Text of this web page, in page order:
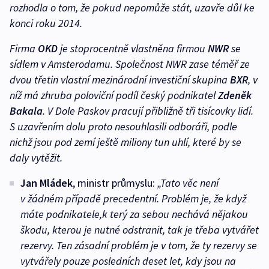
rozhodla o tom, že pokud nepomůže stát, uzavře důl ke
konci roku 2014.
Firma OKDje stoprocentně vlastněna firmou NWRse
sídlem v Amsterodamu. Společnost NWR zase téměř ze
dvou třetin vlastní mezinárodní investiční skupina BXR, v
níž má zhruba poloviční podíl český podnikatelZdeněk
Bakala. V Dole Paskov pracují přibližně tři tisícovky lidí.
S uzavřením dolu proto nesouhlasili odboráři, podle
nichž jsou pod zemí ještě miliony tun uhlí, které by se
daly vytěžit.
Jan Mládek, ministr průmyslu: „Tato věc není
v žádném případě precedentní. Problém je, že když
máte podnikatele,k terý za sebou nechává nějakou
škodu, kterou je nutné odstranit, tak je třeba vytvářet
rezervy. Ten zásadní problém je v tom, že ty rezervy se
vytvářely pouze posledních deset let, kdy jsou na